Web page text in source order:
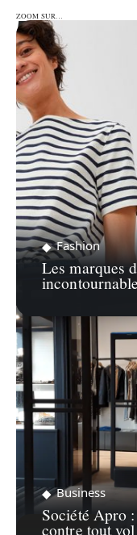
ZOOM SUR…
Fashion
Les marques
Business
Société Apro
contre tout vol